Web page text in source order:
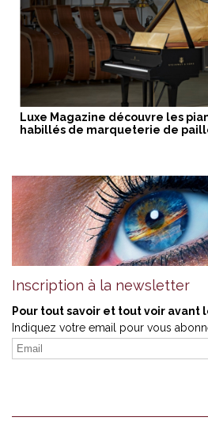
Luxe Magazine découvre les
habillés de marqueterie de
Inscription à la newsletter
Pour tout savoir et tout voir avant
Indiquez votre email pour vous